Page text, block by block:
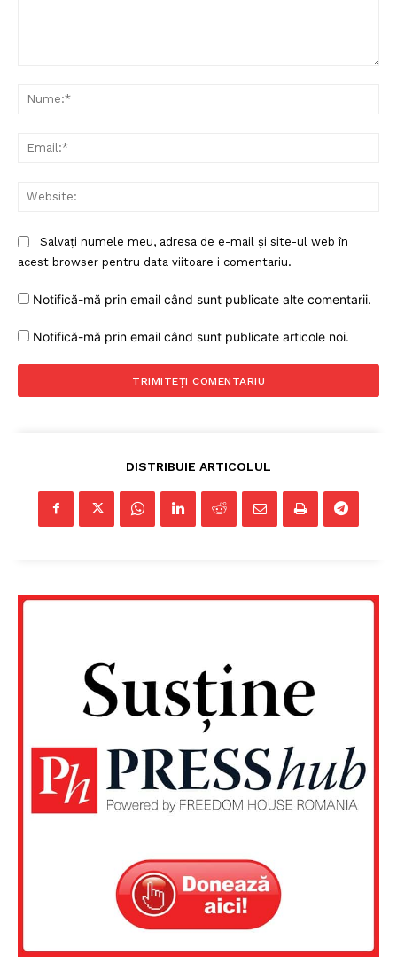
Salvați numele meu, adresa de e-mail și site-ul web în
acest browser pentru data viitoare i comentariu.
Notifică-mă prin email când sunt publicate alte comentarii.
Notifică-mă prin email când sunt publicate articole noi.
DISTRIBUIE ARTICOLUL